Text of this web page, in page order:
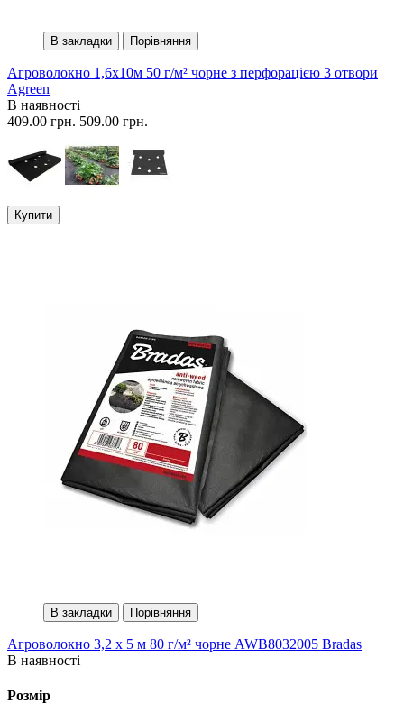
В закладки Порівняння
Агроволокно 1,6х10м 50 г/м² чорне з перфорацією 3 отвори
Agreen
В наявності
409.00 грн. 509.00 грн.
Купити
В закладки Порівняння
Агроволокно 3,2 х 5 м 80 г/м² чорне AWB8032005 Bradas
В наявності
Розмір